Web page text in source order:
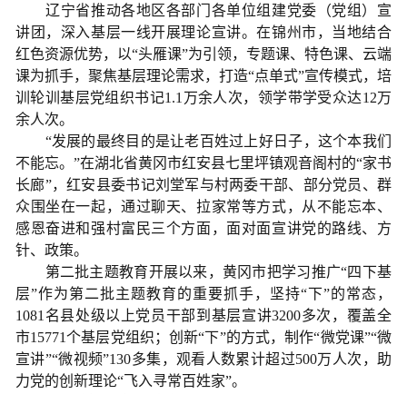
辽宁省推动各地区各部门各单位组建党委（党组）宣
讲团，深入基层一线开展理论宣讲。在锦州市，当地结合
红色资源优势，以“头雁课”为引领，专题课、特色课、云端
课为抓手，聚焦基层理论需求，打造“点单式”宣传模式，培
训轮训基层党组织书记1.1万余人次，领学带学受众达12万
余人次。
“发展的最终目的是让老百姓过上好日子，这个本我们
不能忘。”在湖北省黄冈市红安县七里坪镇观音阁村的“家书
长廊”，红安县委书记刘堂军与村两委干部、部分党员、群
众围坐在一起，通过聊天、拉家常等方式，从不能忘本、
感恩奋进和强村富民三个方面，面对面宣讲党的路线、方
针、政策。
第二批主题教育开展以来，黄冈市把学习推广“四下基
层”作为第二批主题教育的重要抓手，坚持“下”的常态，
1081名县处级以上党员干部到基层宣讲3200多次，覆盖全
市15771个基层党组织；创新“下”的方式，制作“微党课”“微
宣讲”“微视频”130多集，观看人数累计超过500万人次，助
力党的创新理论“飞入寻常百姓家”。